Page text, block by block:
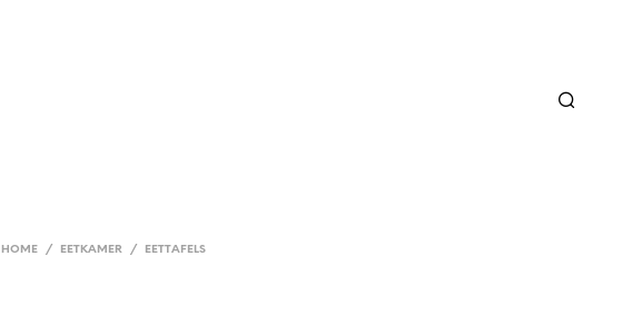
HOME / EETKAMER / EETTAFELS